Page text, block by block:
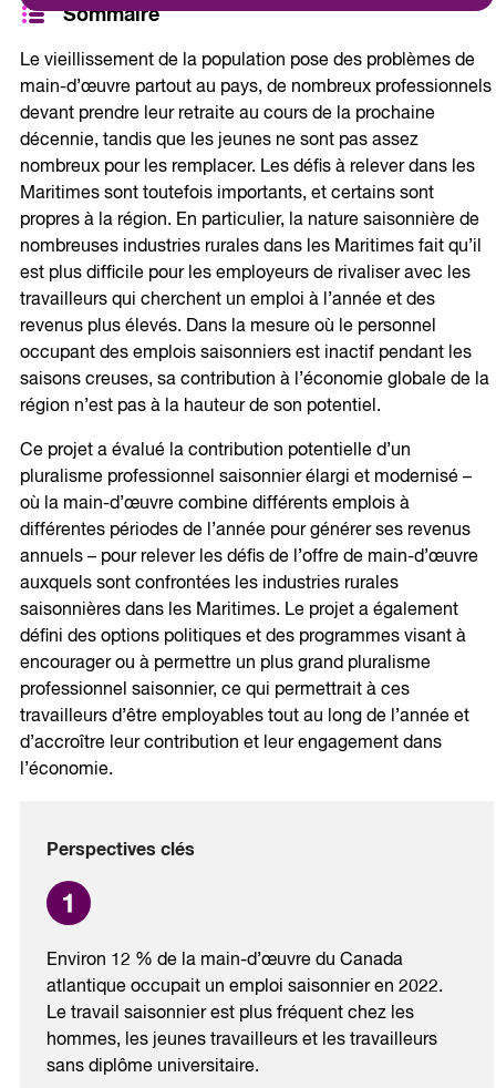
Sommaire
Le vieillissement de la population pose des problèmes de
main-d’œuvre partout au pays, de nombreux professionnels
devant prendre leur retraite au cours de la prochaine
décennie, tandis que les jeunes ne sont pas assez
nombreux pour les remplacer. Les défis à relever dans les
Maritimes sont toutefois importants, et certains sont
propres à la région. En particulier, la nature saisonnière de
nombreuses industries rurales dans les Maritimes fait qu’il
est plus difficile pour les employeurs de rivaliser avec les
travailleurs qui cherchent un emploi à l’année et des
revenus plus élevés. Dans la mesure où le personnel
occupant des emplois saisonniers est inactif pendant les
saisons creuses, sa contribution à l’économie globale de la
région n’est pas à la hauteur de son potentiel.
Ce projet a évalué la contribution potentielle d’un
pluralisme professionnel saisonnier élargi et modernisé –
où la main-d’œuvre combine différents emplois à
différentes périodes de l’année pour générer ses revenus
annuels – pour relever les défis de l’offre de main-d’œuvre
auxquels sont confrontées les industries rurales
saisonnières dans les Maritimes. Le projet a également
défini des options politiques et des programmes visant à
encourager ou à permettre un plus grand pluralisme
professionnel saisonnier, ce qui permettrait à ces
travailleurs d’être employables tout au long de l’année et
d’accroître leur contribution et leur engagement dans
l’économie.
Perspectives clés
Environ 12 % de la main-d’œuvre du Canada
atlantique occupait un emploi saisonnier en 2022.
Le travail saisonnier est plus fréquent chez les
hommes, les jeunes travailleurs et les travailleurs
sans diplôme universitaire.